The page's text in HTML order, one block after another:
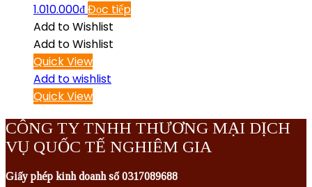
1.010.000₫Đọc tiếp
Add to Wishlist
Add to Wishlist
Quick View
Add to wishlist
Quick View
CÔNG TY TNHH THƯƠNG MẠI DỊCH
VỤ QUỐC TẾ NGHIÊM GIA
Giấy phép kinh doanh số 0317089688